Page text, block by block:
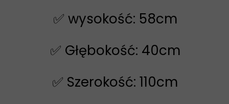
✅ wysokość: 58cm
✅ Głębokość: 40cm
✅ Szerokość: 110cm